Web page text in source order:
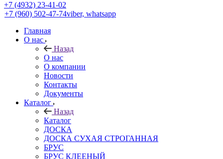
+7 (4932) 23-41-02
+7 (960) 502-47-74viber, whatsapp
Главная
О нас
Назад
О нас
О компании
Новости
Контакты
Документы
Каталог
Назад
Каталог
ДОСКА
ДОСКА СУХАЯ СТРОГАННАЯ
БРУС
БРУС КЛЕЕНЫЙ